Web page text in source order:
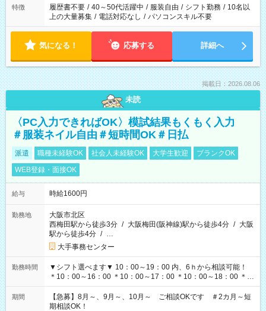
特徴 履歴書不要 / 40～50代活躍中 / 服装自由 / シフト勤務 / 10名以
上の大量募集 / 電話対応なし / パソコンスキル不要
気になる！ 応募する 詳細へ
掲載日：2026.08.06
未読
〈PC入力できればOK〉模試結果もくもく入力
＃服装ネイル自由＃短時間OK＃日払
派遣 職種未経験OK 社会人未経験OK 大学生歓迎
ブランクOK
WEB登録・面接OK
給与 時給1600円
勤務地
大阪市北区
西梅田駅から徒歩3分 / 大阪梅田(阪神線)駅から徒歩4分 / 大阪
駅から徒歩4分 / …
大手事務センター
勤務時間
▼シフト選べます▼ 10：00～19：00 内、6ｈから相談可能！
＊10：00～16：00 ＊10：00～17：00 ＊10：00～18：00 ＊
11：00～19：00 ＊12：00～19：00 ＊13：00～19：00
期間
【急募】8月～、9月～、10月～ ご相談OKです ＃2カ月～短
期相談OK！